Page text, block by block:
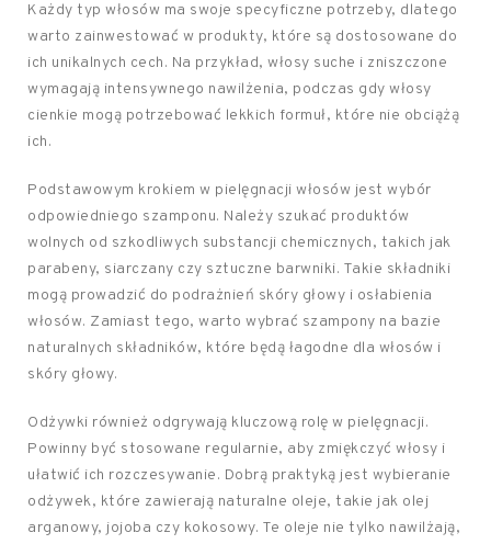
Każdy typ włosów ma swoje specyficzne potrzeby, dlatego
warto zainwestować w produkty, które są dostosowane do
ich unikalnych cech. Na przykład, włosy suche i zniszczone
wymagają intensywnego nawilżenia, podczas gdy włosy
cienkie mogą potrzebować lekkich formuł, które nie obciążą
ich.
Podstawowym krokiem w pielęgnacji włosów jest wybór
odpowiedniego szamponu. Należy szukać produktów
wolnych od szkodliwych substancji chemicznych, takich jak
parabeny, siarczany czy sztuczne barwniki. Takie składniki
mogą prowadzić do podrażnień skóry głowy i osłabienia
włosów. Zamiast tego, warto wybrać szampony na bazie
naturalnych składników, które będą łagodne dla włosów i
skóry głowy.
Odżywki również odgrywają kluczową rolę w pielęgnacji.
Powinny być stosowane regularnie, aby zmiękczyć włosy i
ułatwić ich rozczesywanie. Dobrą praktyką jest wybieranie
odżywek, które zawierają naturalne oleje, takie jak olej
arganowy, jojoba czy kokosowy. Te oleje nie tylko nawilżają,